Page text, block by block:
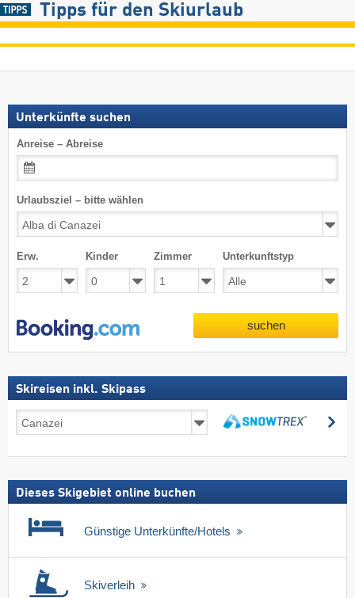
Tipps für den Skiurlaub
Unterkünfte suchen
Anreise – Abreise
Urlaubsziel – bitte wählen
Erw. Kinder Zimmer Unterkunftstyp
suchen
Skireisen inkl. Skipass
inkl.
Dieses Skigebiet online buchen
Günstige Unterkünfte/Hotels
Skiverleih